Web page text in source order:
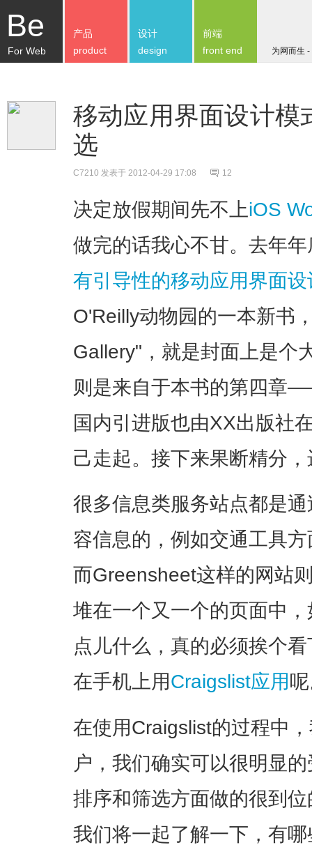
Be
For Web 为网而生
产品
product
设计
design
前端
front end
移动应用界面设计模
选
C7210 发表于 2012-04-29 17:08 12
决定放假期间先不上iOS
做完的话我心不甘。去年
有引导性的移动应用界面
O'Reilly动物园的一本新书
Gallery"，就是封面上是个
则是来自于本书的第四章
国内引进版也由XX出版社
己走起。接下来果断精分
很多信息类服务站点都是
容信息的，例如交通工具
而Greensheet这样的网站
堆在一个又一个的页面中
点儿什么，真的必须挨个
在手机上用Craigslist应用
在使用Craigslist的过程中
户，我们确实可以很明显
排序和筛选方面做的很到
我们将一起了解一下，有